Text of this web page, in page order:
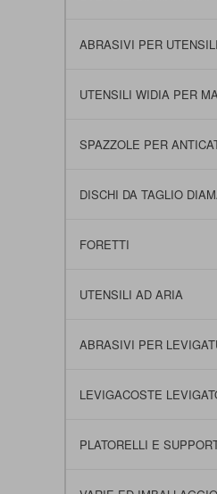
ABRASIVI PER
UTENSILI WIDIA PER
SPAZZOLE PER
DISCHI DA TAGLIO
FORETTI
UTENSILI AD ARIA
ABRASIVI PER
LEVIGACOSTE
PLATORELLI E